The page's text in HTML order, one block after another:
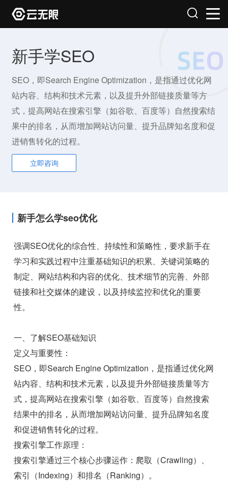
新手学SEO
SEO，即Search Engine Optimization，是指通过优化网
站内容、结构和技术元素，以及提升外部链接质量等方
式，提高网站在搜索引擎（如谷歌、百度等）自然搜索结
果中的排名，从而增加网站访问量、提升品牌知名度和促
进销售转化的过程。
立即咨询
新手怎么学seo优化
强调SEO优化的综合性、持续性和策略性，要求新手在
学习和实践过程中注重基础知识的积累、关键词策略的
制定、网站结构和内容的优化、技术细节的完善、外部
链接和社交媒体的建设，以及持续监控和优化的重要
性。
一、了解SEO基础知识
定义与重要性：
SEO，即Search Engine Optimization，是指通过优化网
站内容、结构和技术元素，以及提升外部链接质量等方
式，提高网站在搜索引擎（如谷歌、百度等）自然搜索
结果中的排名，从而增加网站访问量、提升品牌知名度
和促进销售转化的过程。
搜索引擎工作原理：
搜索引擎通过三个核心步骤运作：爬取（Crawling）、
索引（Indexing）和排名（Ranking）。